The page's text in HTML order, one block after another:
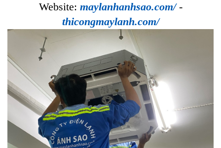
Website: maylanhanhsao.com/-
thicongmaylanh.com/